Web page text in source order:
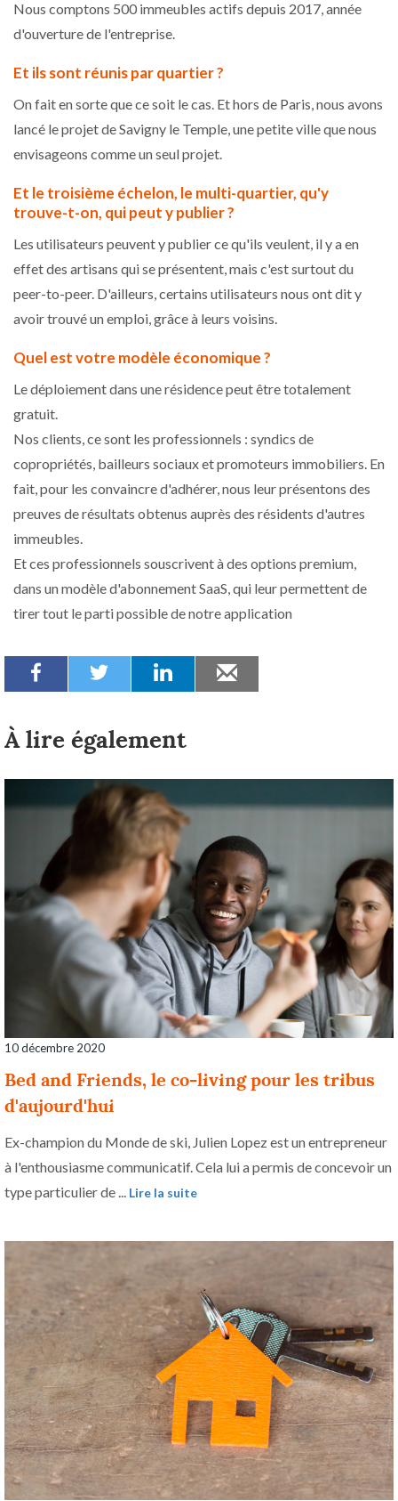
Nous comptons 500 immeubles actifs depuis 2017, année
d'ouverture de l'entreprise.
Et ils sont réunis par quartier ?
On fait en sorte que ce soit le cas. Et hors de Paris, nous avons
lancé le projet de Savigny le Temple, une petite ville que nous
envisageons comme un seul projet.
Et le troisième échelon, le multi-quartier, qu'y
trouve-t-on, qui peut y publier ?
Les utilisateurs peuvent y publier ce qu'ils veulent, il y a en
effet des artisans qui se présentent, mais c'est surtout du
peer-to-peer. D'ailleurs, certains utilisateurs nous ont dit y
avoir trouvé un emploi, grâce à leurs voisins.
Quel est votre modèle économique ?
Le déploiement dans une résidence peut être totalement
gratuit.
Nos clients, ce sont les professionnels : syndics de
copropriétés, bailleurs sociaux et promoteurs immobiliers. En
fait, pour les convaincre d'adhérer, nous leur présentons des
preuves de résultats obtenus auprès des résidents d'autres
immeubles.
Et ces professionnels souscrivent à des options premium,
dans un modèle d'abonnement SaaS, qui leur permettent de
tirer tout le parti possible de notre application
À lire également
10 décembre 2020
Bed and Friends, le co-living pour les tribus
d'aujourd'hui
Ex-champion du Monde de ski, Julien Lopez est un entrepreneur
à l'enthousiasme communicatif. Cela lui a permis de concevoir un
type particulier de ...
Lire la suite